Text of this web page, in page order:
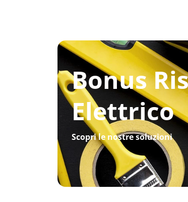
Bonus
Elettrico
Scopri le nostre soluzioni